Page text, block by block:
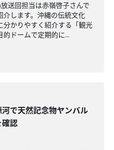
送回担当は赤嶺啓子さんで
します。沖縄の伝統文化
分かりやすく紹介する「観光
ドームで定期的に...
で天然記念物ヤンバル
確認